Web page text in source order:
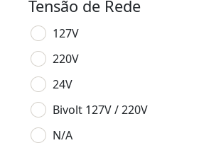
Tensão de Rede
127V
220V
24V
Bivolt 127V / 220V
N/A